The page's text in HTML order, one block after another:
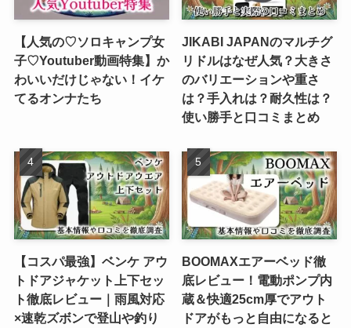
【人気の♡ソロキャンプ女
子♡Youtuber動画特集】か
わいいだけじゃない！イケ
てるオンナたち
JIKABI JAPANのマルチグ
リドルはなぜ人気？大きさ
のバリエーションや重さ
は？手入れは？耐久性は？
使い勝手と口コミまとめ
【コスパ最強】ベンケ アウ
トドアジャケット上下セッ
ト徹底レビュー｜雨風対応
×速乾ズボンで登山や釣り
BOOMAXエアーベッド徹
底レビュー！電動ポンプ内
蔵＆快適25cm厚でアウト
ドアがもっと自由になると